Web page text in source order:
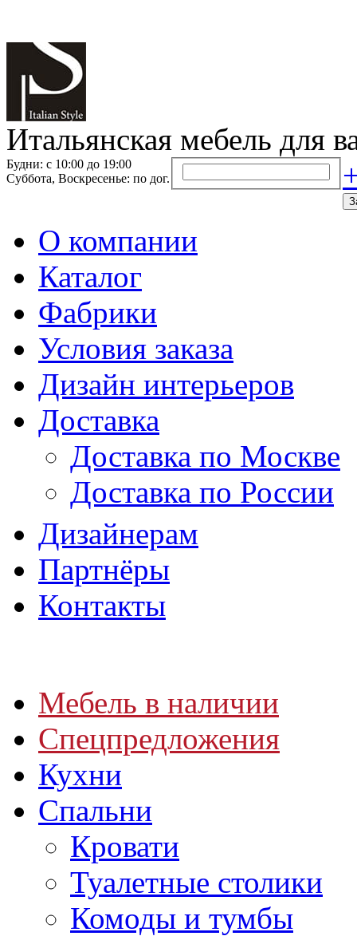
Итальянская мебель для
Будни: с 10:00 до 19:00
Суббота, Воскресенье: по дог.
О компании
Каталог
Фабрики
Условия заказа
Дизайн интерьеров
Доставка
Доставка по Москве
Доставка по России
Дизайнерам
Партнёры
Контакты
Мебель в наличии
Спецпредложения
Кухни
Спальни
Кровати
Туалетные столики
Комоды и тумбы